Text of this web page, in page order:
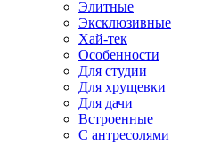
Элитные
Эксклюзивные
Хай-тек
Особенности
Для студии
Для хрущевки
Для дачи
Встроенные
С антресолями